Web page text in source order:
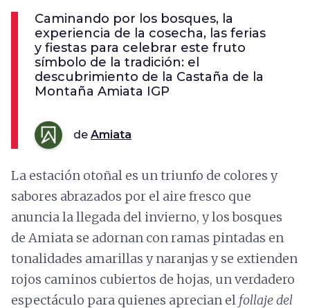
Caminando por los bosques, la
experiencia de la cosecha, las ferias
y fiestas para celebrar este fruto
símbolo de la tradición: el
descubrimiento de la Castaña de la
Montaña Amiata IGP
de Amiata
La estación otoñal es un triunfo de colores y
sabores abrazados por el aire fresco que
anuncia la llegada del invierno, y los bosques
de Amiata se adornan con ramas pintadas en
tonalidades amarillas y naranjas y se extienden
rojos caminos cubiertos de hojas, un verdadero
espectáculo para quienes aprecian el follaje del